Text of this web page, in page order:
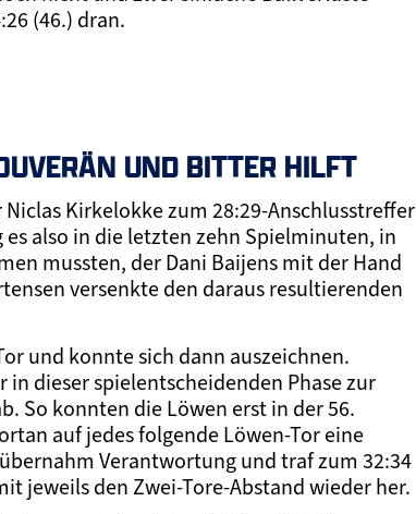
(46.) dran.
UND BITTER HILFT
Kirkelokke zum 28:29-Anschlusstreffer
also in die letzten zehn Spielminuten, in
mussten, der Dani Baijens mit der Hand
versenkte den daraus resultierenden
und konnte sich dann auszeichnen.
dieser spielentscheidenden Phase zur
So konnten die Löwen erst in der 56.
auf jedes folgende Löwen-Tor eine
Verantwortung und traf zum 32:34
jeweils den Zwei-Tore-Abstand wieder her.